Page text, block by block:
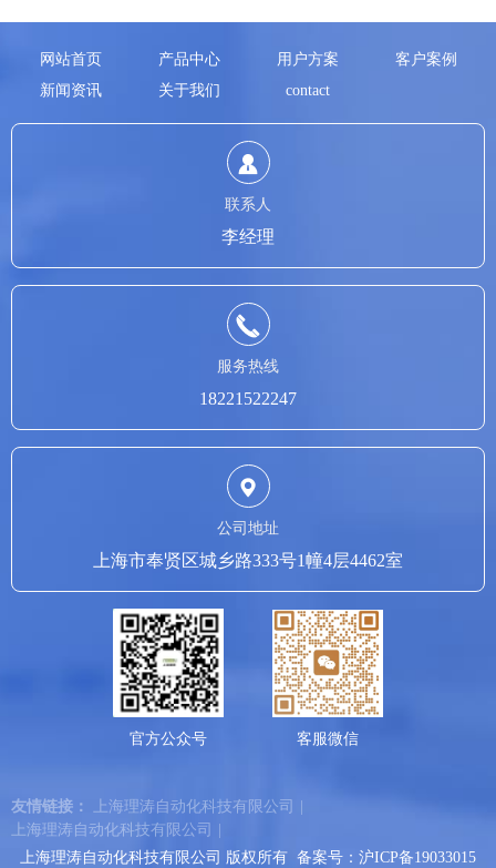
网站首页 产品中心 用户方案
客户案例
新闻资讯
关于我们 contact
联系人
李经理
服务热线
18221522247
公司地址
上海市奉贤区城乡路333号1幢4层4462室
官方公众号 客服微信
友情链接： 上海理涛自动化科技有限公司
上海理涛自动化科技有限公司
上海理涛自动化科技有限公司 版权所有 备案号： 沪ICP备19033015